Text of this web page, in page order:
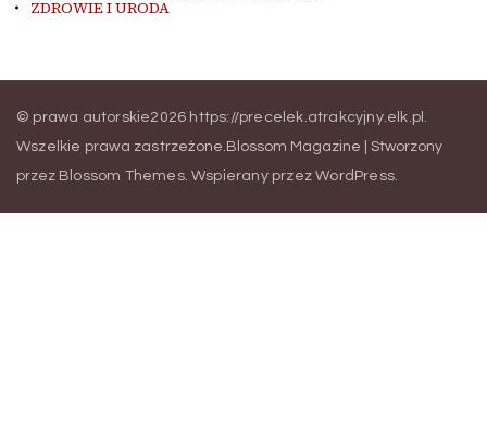
ZDROWIE I URODA
© prawa autorskie2026 https://precelek.atrakcyjny.elk.pl .
Wszelkie prawa zastrzeżone. Blossom Magazine | Stworzony
przez Blossom Themes. Wspierany przezWordPress.